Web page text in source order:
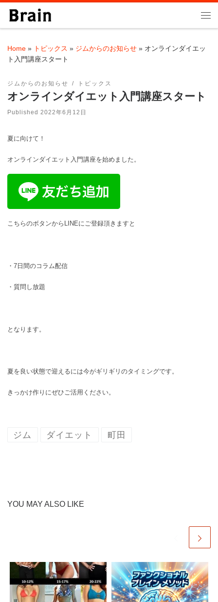
Skip to content
Home » トピックス » ジムからのお知らせ » オンラインダイエッ
ト入門講座スタート
ジムからのお知らせ トピックス
オンラインダイエット入門講座スタート
Published 2022年6月12日
夏に向けて！
オンラインダイエット入門講座を始めました。
こちらのボタンからLINEにご登録頂きますと
・7日間のコラム配信
・質問し放題
となります。
夏を良い状態で迎えるには今がギリギリのタイミングです。
きっかけ作りにぜひご活用ください。
ジム ダイエット 町田
YOU MAY ALSO LIKE